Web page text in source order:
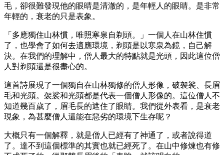
毛，卻很難發現他的眼晴是清澈的，是年輕人的眼睛。是非常
年輕的，衰老的只是表象。
「多應獨住山林慣，唯照寒泉自剃頭。」一個人在山林住慣
了，也學會了如何去適應環境，剃頭是以寒泉為鏡，自己解
決。在我們的理解中，僧人最大的特點就是光頭，因此這位僧
人對剃頭還是很盡心的。
這首詩展現了一個獨自在山林獨修的僧人形像，破袈裟、長眉
毛和光頭。袈裟和光頭都是代表一個僧人形像的。這位僧人不
知道幾百歲了，眉毛長的遮住了眼睛。我們從外表看，是衰老
現象，為甚麼僧人還能在惡劣的環境下生存呢？
大概只有一個解釋，就是僧人已經有了神通了，或者說得道
了。達不到這個標準的其實也就已經死了。在山中修煉也有修